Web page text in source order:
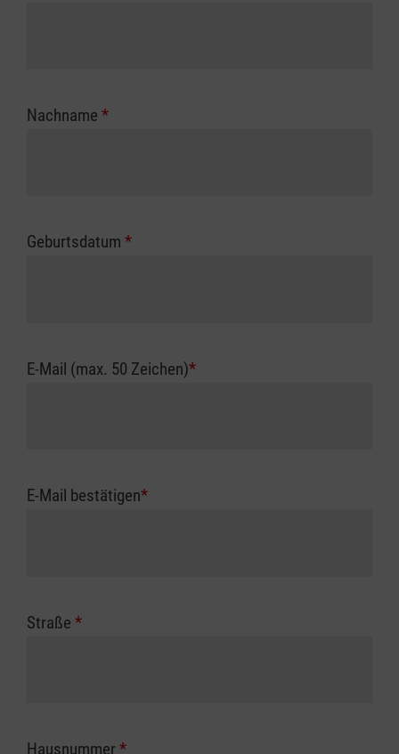
Nachname *
Geburtsdatum *
E-Mail (max. 50 Zeichen)*
E-Mail bestätigen*
Straße *
Hausnummer *